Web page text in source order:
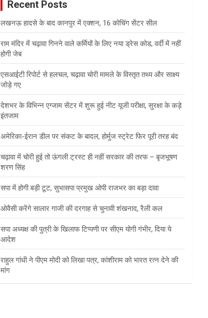
Recent Posts
लखनऊ हादसे के बाद कानपुर में एक्शन, 16 कोचिंग सेंटर सील
राम मंदिर में चढ़ावा गिनने वाले कर्मियों के लिए नया ड्रेस कोड, वर्दी में नहीं
होगी जेब
एसआईटी रिपोर्ट से हलचल, चढ़ावा चोरी मामले के विस्तृत तथ्य और साक्ष्य
जोड़े गए
देशभर के विभिन्न एग्जाम सेंटर में शुरू हुई नीट यूजी परीक्षा, सुरक्षा के कड़े
इंतजाम
अमेरिका-ईरान डील पर संकट के बादल, होर्मुज स्ट्रेट फिर पूरी तरह बंद
चढ़ावा में चोरी हुई तो ऊंगली ट्रस्ट ही नहीं सरकार की तरफ – बृजभूषण
शरण सिंह
सपा में होगी बड़ी टूट, सुभासपा प्रमुख ओपी राजभर का बड़ा दावा
ओवैसी करेंगे सालार गाजी की दरगाह से चुनावी शंखनाद, रैली कल
सपा अध्यक्ष की पुत्री के खिलाफ टिप्पणी पर सीएम योगी गंभीर, दिया ये
आदेश
राहुल गांधी ने पीएम मोदी को लिखा पत्र, कांशीराम को भारत रत्न देने की
मांग